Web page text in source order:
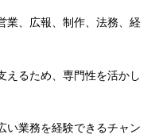
業、広報、制作、法務、経
えるため、専門性を活かし
い業務を経験できるチャン